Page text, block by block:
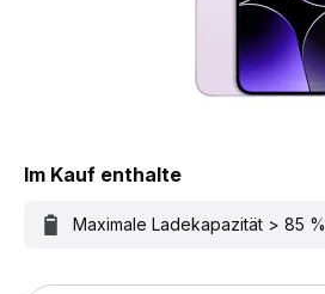
Im Kauf enthalte
Maximale Ladekapazität > 85 %